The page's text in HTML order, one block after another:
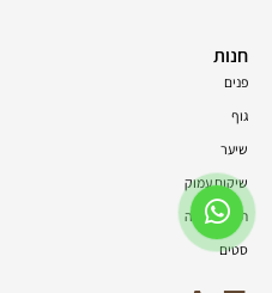
חנות
פנים
גוף
שיער
שיקום עמוק
תוספי תזונה
סטים